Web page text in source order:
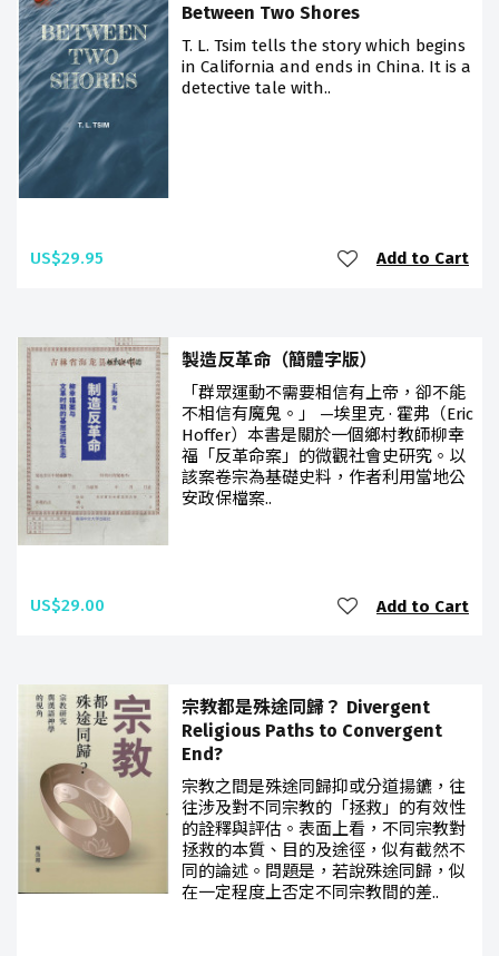
Between Two Shores
T. L. Tsim tells the story which begins
in California and ends in China. It is a
detective tale with..
US$29.95 Add to Cart
製造反革命（簡體字版）
「群眾運動不需要相信有上帝，卻不能
不相信有魔鬼。」 —埃里克 · 霍弗（Eric
Hoffer）本書是關於一個鄉村教師柳幸
福「反革命案」的微觀社會史研究。以
該案卷宗為基礎史料，作者利用當地公
安政保檔案..
US$29.00 Add to Cart
宗教都是殊途同歸？ Divergent
Religious Paths to Convergent
End?
宗教之間是殊途同歸抑或分道揚鑣，往
往涉及對不同宗教的「拯救」的有效性
的詮釋與評估。表面上看，不同宗教對
拯救的本質、目的及途徑，似有截然不
同的論述。問題是，若說殊途同歸，似
在一定程度上否定不同宗教間的差..